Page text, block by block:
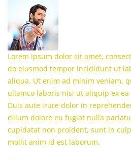
Lorem ipsum dolor sit amet,
do eiusmod tempor incididunt ut
aliqua. Ut enim ad minim veniam,
ullamco laboris nisi ut aliquip ex ea
Duis aute irure dolor in
cillum dolore eu fugiat nulla
cupidatat non proident, sunt in
mollit anim id est laborum.